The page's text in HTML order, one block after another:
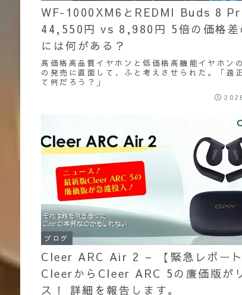
WF-1000XM6とREDMI Buds 8
44,550円 vs 8,980円 5倍の価格差
には何がある？
高価格高品質イヤホンと低価格高機能イヤホン
の発売に直面して、ふと考えさせられた。「適
て何だろう？」
ブログ
Cleer ARC Air 2 – 【緊急レポート
CleerからCleer ARC 5の廉価版が
ス！ 詳細を報告します。